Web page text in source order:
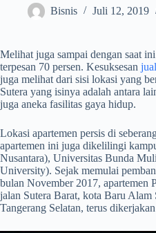
Bisnis Juli 12, 2019
Melihat juga sampai dengan saat
terpesan 70 persen. Kesuksesan
juga melihat dari sisi lokasi yang
Sutera yang isinya adalah antara
juga aneka fasilitas gaya hidup.
Lokasi apartemen persis di
apartemen ini juga dikelilingi
Nusantara), Universitas Bunda
University). Sejak memulai
bulan November 2017, apartemen
jalan Sutera Barat, kota Baru Alam
Tangerang Selatan, terus